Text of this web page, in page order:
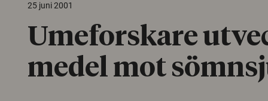
25 juni 2001
Umeforskare
medel mot